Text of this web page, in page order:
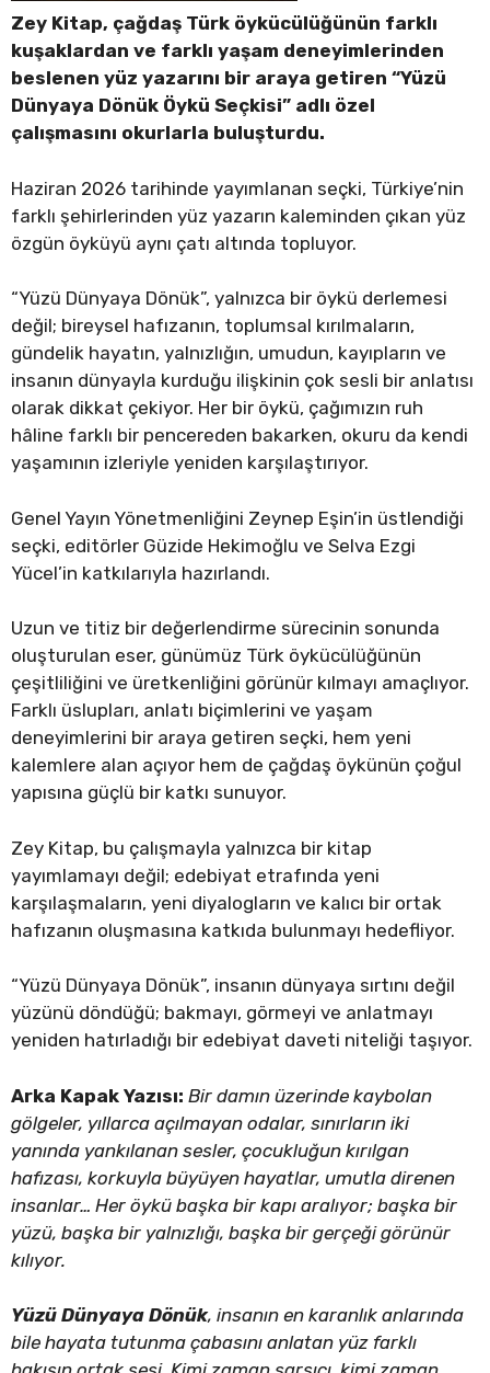
Zey Kitap, çağdaş Türk öykücülüğünün farklı
kuşaklardan ve farklı yaşam deneyimlerinden
beslenen yüz yazarını bir araya getiren “Yüzü
Dünyaya Dönük Öykü Seçkisi” adlı özel
çalışmasını okurlarla buluşturdu.
Haziran 2026 tarihinde yayımlanan seçki, Türkiye’nin
farklı şehirlerinden yüz yazarın kaleminden çıkan yüz
özgün öyküyü aynı çatı altında topluyor.
“Yüzü Dünyaya Dönük”, yalnızca bir öykü derlemesi
değil; bireysel hafızanın, toplumsal kırılmaların,
gündelik hayatın, yalnızlığın, umudun, kayıpların ve
insanın dünyayla kurduğu ilişkinin çok sesli bir anlatısı
olarak dikkat çekiyor. Her bir öykü, çağımızın ruh
hâline farklı bir pencereden bakarken, okuru da kendi
yaşamının izleriyle yeniden karşılaştırıyor.
Genel Yayın Yönetmenliğini Zeynep Eşin’in üstlendiği
seçki, editörler Güzide Hekimoğlu ve Selva Ezgi
Yücel’in katkılarıyla hazırlandı.
Uzun ve titiz bir değerlendirme sürecinin sonunda
oluşturulan eser, günümüz Türk öykücülüğünün
çeşitliliğini ve üretkenliğini görünür kılmayı amaçlıyor.
Farklı üslupları, anlatı biçimlerini ve yaşam
deneyimlerini bir araya getiren seçki, hem yeni
kalemlere alan açıyor hem de çağdaş öykünün çoğul
yapısına güçlü bir katkı sunuyor.
Zey Kitap, bu çalışmayla yalnızca bir kitap
yayımlamayı değil; edebiyat etrafında yeni
karşılaşmaların, yeni diyalogların ve kalıcı bir ortak
hafızanın oluşmasına katkıda bulunmayı hedefliyor.
“Yüzü Dünyaya Dönük”, insanın dünyaya sırtını değil
yüzünü döndüğü; bakmayı, görmeyi ve anlatmayı
yeniden hatırladığı bir edebiyat daveti niteliği taşıyor.
Arka Kapak Yazısı: Bir damın üzerinde kaybolan
gölgeler, yıllarca açılmayan odalar, sınırların iki
yanında yankılanan sesler, çocukluğun kırılgan
hafızası, korkuyla büyüyen hayatlar, umutla direnen
insanlar… Her öykü başka bir kapı aralıyor; başka bir
yüzü, başka bir yalnızlığı, başka bir gerçeği görünür
kılıyor.
Yüzü Dünyaya Dönük, insanın en karanlık anlarında
bile hayata tutunma çabasını anlatan yüz farklı